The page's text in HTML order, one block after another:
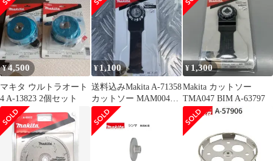
¥4,500
マキタ ウルトラオート
4 A-13823 2個セット
¥1,100
送料込みMakita A-71358
カットソー MAM004
SK一枚
¥ 1,300
Makita カットソー
TMA047 BIM A-63797